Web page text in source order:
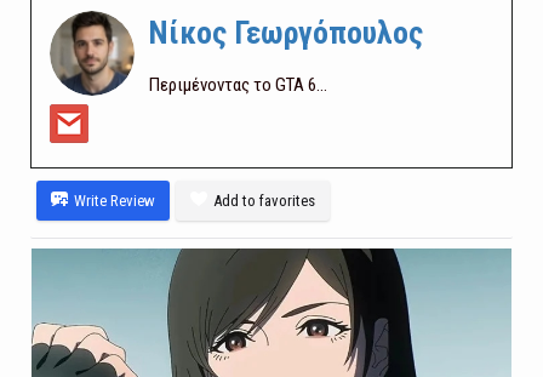
Νίκος Γεωργόπουλος
Περιμένοντας το GTA 6...
Write Review Add to favorites